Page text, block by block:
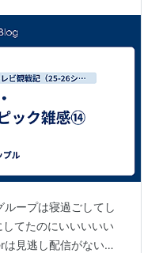
ープは寝過ごしてし
てたのにいいいいい
は見逃し配信がない…